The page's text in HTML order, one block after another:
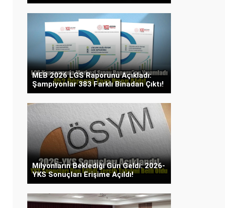
MEB 2026 LGS Raporunu Açıkladı:
Şampiyonlar 383 Farklı Binadan Çıktı!
Milyonların Beklediği Gün Geldi: 2026-
YKS Sonuçları Erişime Açıldı!